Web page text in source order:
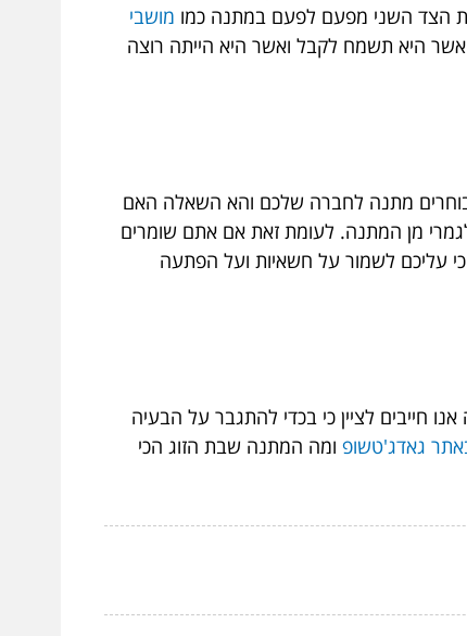
את הצד השני מפעם לפעם במתנה כמו מושבי
היא תשמח לקבל ואשר היא הייתה רוצה
מתנה לחברה שלכם והא השאלה האם
מן המתנה. לעומת זאת אם אתם שומרים
עליכם לשמור על חשאיות ועל הפתעה
חייבים לציין כי בכדי להתגבר על הבעיה
גאדג'טשופ ומה המתנה שבת הזוג הכי